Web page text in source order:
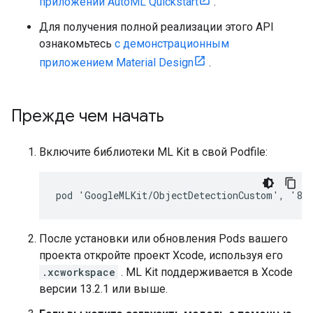
Для получения полной реализации этого API
ознакомьтесь с демонстрационным
приложением Material Design
.
Прежде чем начать
Включите библиотеки ML Kit в свой Podfile:
После установки или обновления Pods вашего
проекта откройте проект Xcode, используя его
.xcworkspace . ML Kit поддерживается в Xcode
версии 13.2.1 или выше.